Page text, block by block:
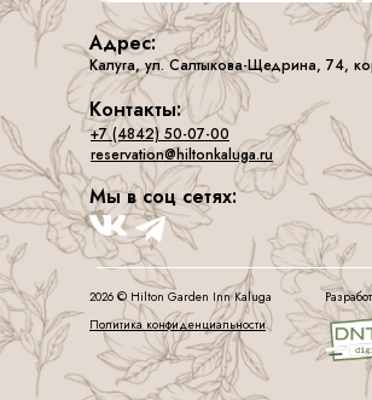
2026 © Hilton Garden Inn Kalugа
Политика конфиденциальности
Калуга, ул. Салтыкова-Щедрина, 74,
Адрес:
Контакты:
Мы в соц сетях:
+7 (4842) 50-07-00
reservation@hiltonkaluga.ru